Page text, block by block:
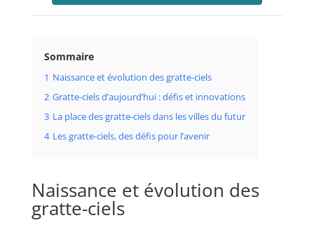
Sommaire
1 Naissance et évolution des gratte-ciels
2 Gratte-ciels d’aujourd’hui : défis et innovations
3 La place des gratte-ciels dans les villes du futur
4 Les gratte-ciels, des défis pour l’avenir
Naissance et évolution des
gratte-ciels